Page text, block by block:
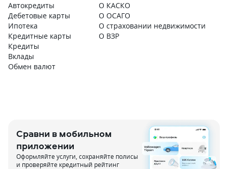
Автокредиты
Дебетовые карты
Ипотека
Кредитные карты
Кредиты
Вклады
Обмен валют
О КАСКО
О ОСАГО
О страховании недвижимости
О ВЗР
Сравни в мобильном
приложении
Оформляйте услуги, сохраняйте полисы
и проверяйте кредитный рейтинг